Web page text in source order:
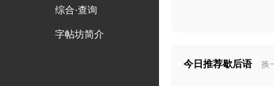
综合·查询
字帖坊简介
今日推荐歇后语 换